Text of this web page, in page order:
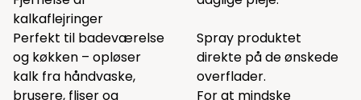
kalkaflejringer
Perfekt til badeværelse
og køkken – opløser
kalk fra håndvaske,
brusere, fliser og
Spray produktet
direkte på de ønskede
overflader.
For at mindske